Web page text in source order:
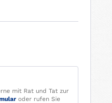
mit Rat und Tat zur
oder rufen Sie